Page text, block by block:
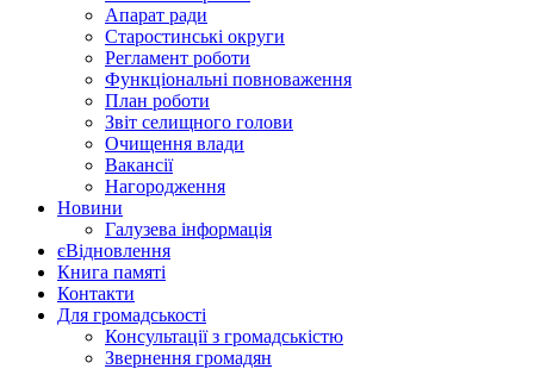
Апарат ради
Старостинські округи
Регламент роботи
Функціональні повноваження
План роботи
Звіт селищного голови
Очищення влади
Вакансії
Нагородження
Новини
Галузева інформація
єВідновлення
Книга памяті
Контакти
Для громадськості
Консультації з громадськістю
Звернення громадян